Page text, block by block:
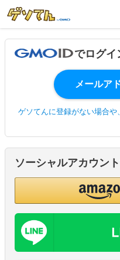
でログイ
ゲソてんに登録がない場合
ソーシャルアカウン